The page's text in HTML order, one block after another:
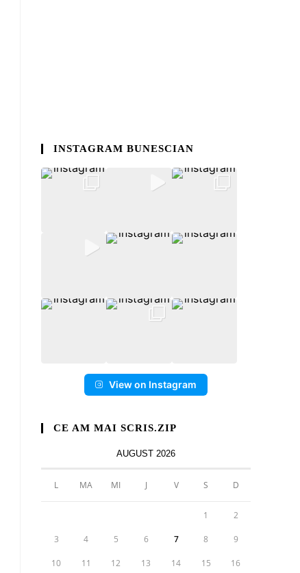
INSTAGRAM BUNESCIAN
View on Instagram
CE AM MAI SCRIS.ZIP
AUGUST 2026
L MA MI J V S D
1 2
3 4 5 6 7 8 9
10 11 12 13 14 15 16